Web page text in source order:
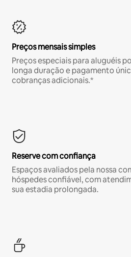
Preços mensais simples
Preços especiais para aluguéis
longa duração e pagamento
cobranças adicionais.*
Reserve com confiança
Espaços avaliados pela nossa
hóspedes confiável, com
sua estadia prolongada.